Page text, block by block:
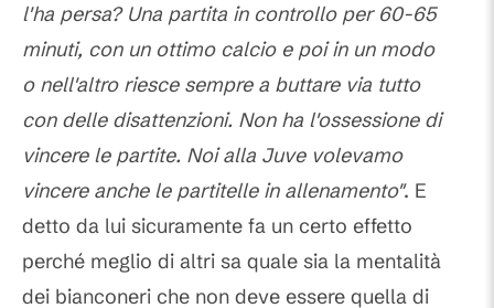
l'ha persa? Una partita in controllo per 60-65
minuti, con un ottimo calcio e poi in un modo
o nell'altro riesce sempre a buttare via tutto
con delle disattenzioni. Non ha l'ossessione di
vincere le partite. Noi alla Juve volevamo
vincere anche le partitelle in allenamento". E
detto da lui sicuramente fa un certo effetto
perché meglio di altri sa quale sia la mentalità
dei bianconeri che non deve essere quella di